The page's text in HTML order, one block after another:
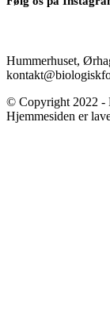
Hummerhuset,
© Copyright 2022 -
Hjemmesiden er